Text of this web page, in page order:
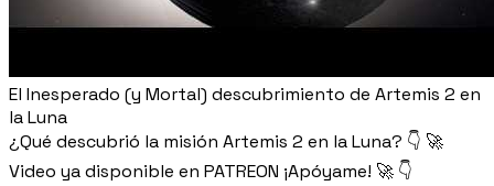
El Inesperado (y Mortal) descubrimiento de Artemis 2 en
la Luna
¿Qué descubrió la misión Artemis 2 en la Luna? 👇 🚀
Video ya disponible en PATREON ¡Apóyame! 🚀 👇